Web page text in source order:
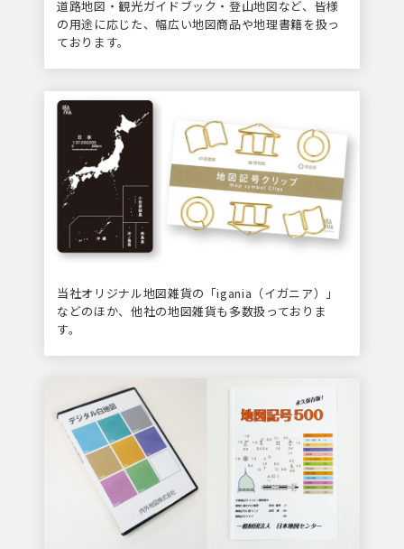
道路地図・観光ガイドブック・登山地図など、皆様
の用途に応じた、幅広い地図商品や地理書籍を扱っ
ております。
当社オリジナル地図雑貨の「igania（イガニア）」
などのほか、他社の地図雑貨も多数扱っておりま
す。